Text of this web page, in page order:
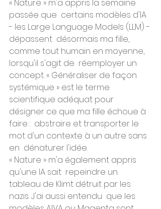
« Nature » m'a appris la semaine
passée que  certains modèles d'IA
- les Large Language Models (LLM) -
dépassent  désormais ma fille,
comme tout humain en moyenne,
lorsqu'il s'agit de  réemployer un
concept. « Généraliser de façon
systémique » est le terme
scientifique adéquat pour
désigner ce que ma fille échoue à
faire :  abstraire et transporter le
mot d'un contexte à un autre sans
en  dénaturer l'idée.
« Nature » m'a également appris
qu'une IA sait  repeindre un
tableau de Klimt détruit par les
nazis. J'ai aussi entendu  que les